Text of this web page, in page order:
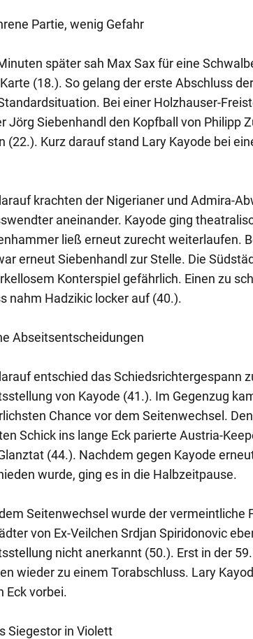
Partie, wenig Gefahr
später sah Max Sax für eine
(18.). So gelang der erste Abschluss
Bei einer Holzhauser-
Jörg Siebenhandl den Kopfball von Philipp
(22.). Kurz darauf stand Lary Kayode bei
krachten der Nigerianer und Admira-
aneinander. Kayode ging
ließ erneut zurecht weiterlaufen.
erneut Siebenhandl zur Stelle. Die
Konterspiel gefährlich. Einen zu
nahm Hadzikic locker auf (40.).
Abseitsentscheidungen
entschied das Schiedsrichtergespann
von Kayode (41.). Im Gegenzug
Chance vor dem Seitenwechsel.
Schick ins lange Eck parierte Austria-
(44.). Nachdem gegen Kayode
wurde, ging es in die Halbzeitpause.
Seitenwechsel wurde der vermeintliche
von Ex-Veilchen Srdjan Spiridonovic
nicht anerkannt (50.). Erst in der
wieder zu einem Torabschluss. Lary
Eck vorbei.
Siegestor in Violett